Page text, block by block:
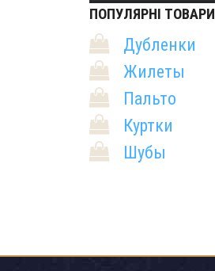
ПОПУЛЯРНІ ТОВАРИ
Дубленки
Жилеты
Пальто
Куртки
Шубы